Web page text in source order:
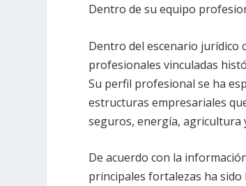
Dentro de su equipo
Dentro del escenario jurídico
profesionales vinculadas
Su perfil profesional se ha
estructuras empresariales
seguros, energía, agricultura
De acuerdo con la
principales fortalezas ha